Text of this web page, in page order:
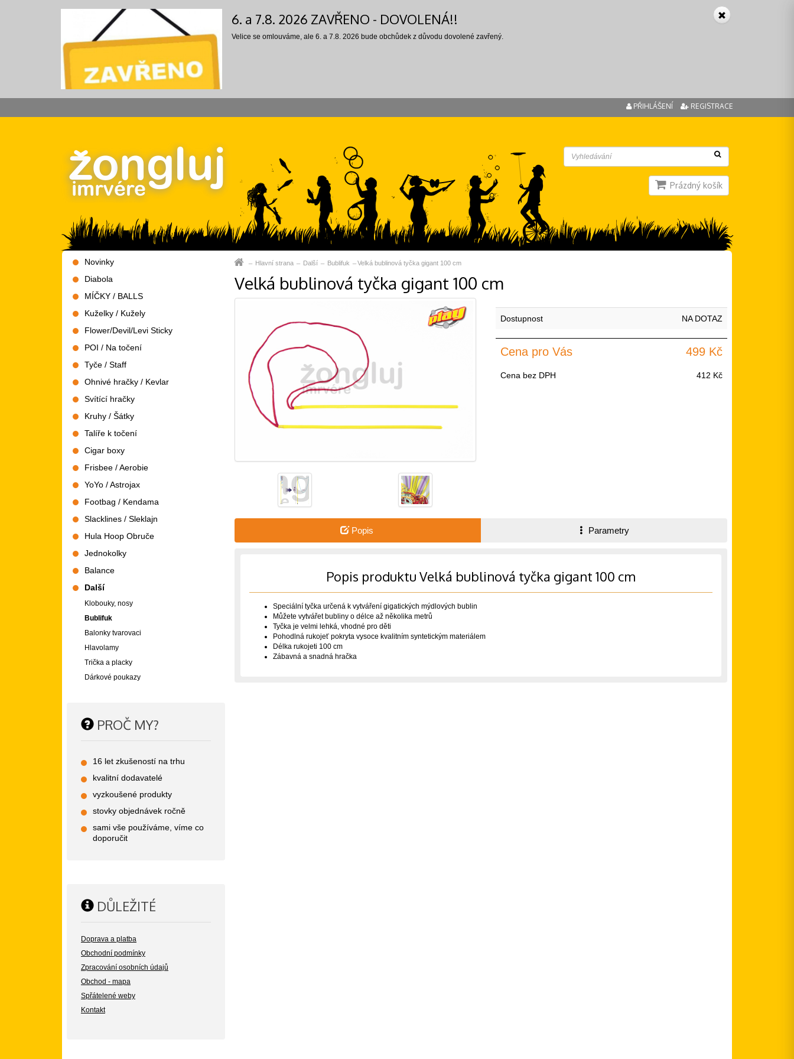
6. a 7.8. 2026 ZAVŘENO - DOVOLENÁ!!
Velice se omlouváme, ale 6. a 7.8. 2026 bude obchůdek z důvodu dovolené zavřený.
PŘIHLÁŠENÍ REGISTRACE
Prázdný košík
Hlavní strana Další Bublifuk Velká bublinová tyčka gigant 100 cm
Velká bublinová tyčka gigant 100 cm
Dostupnost NA DOTAZ
Cena pro Vás 499 Kč
Cena bez DPH 412 Kč
Popis Parametry
Popis produktu Velká bublinová tyčka gigant 100 cm
Speciální tyčka určená k vytváření gigatických mýdlových bublin
Můžete vytvářet bubliny o délce až několika metrů
Tyčka je velmi lehká, vhodné pro děti
Pohodlná rukojeť pokryta vysoce kvalitním syntetickým materiálem
Délka rukojeti 100 cm
Zábavná a snadná hračka
Novinky
Diabola
MÍČKY / BALLS
Kuželky / Kužely
Flower/Devil/Levi Sticky
POI / Na točení
Tyče / Staff
Ohnivé hračky / Kevlar
Svítící hračky
Kruhy / Šátky
Talíře k točení
Cigar boxy
Frisbee / Aerobie
YoYo / Astrojax
Footbag / Kendama
Slacklines / Sleklajn
Hula Hoop Obruče
Jednokolky
Balance
Další
Klobouky, nosy
Bublifuk
Balonky tvarovaci
Hlavolamy
Trička a placky
Dárkové poukazy
PROČ MY?
16 let zkušeností na trhu
kvalitní dodavatelé
vyzkoušené produkty
stovky objednávek ročně
sami vše používáme, víme co
doporučit
DŮLEŽITÉ
Doprava a platba
Obchodní podmínky
Zpracování osobních údajů
Obchod - mapa
Spřátelené weby
Kontakt